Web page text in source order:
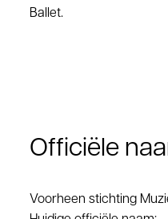
Ballet.
Officiële
Voorheen stichting